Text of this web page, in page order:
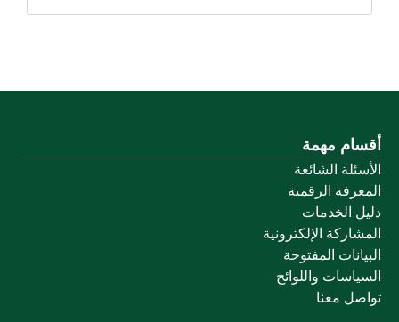
أقسام مهمة
الأسئلة الشائعة
المعرفة الرقمية
دليل الخدمات
المشاركة الإلكترونية
البيانات المفتوحة
السياسات واللوائح
تواصل معنا